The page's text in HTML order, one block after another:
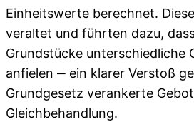
Einheitswerte berechnet.
veraltet und führten dazu,
Grundstücke unterschiedliche
anfielen ‒ ein klarer Verstoß
Grundgesetz verankerte
Gleichbehandlung.